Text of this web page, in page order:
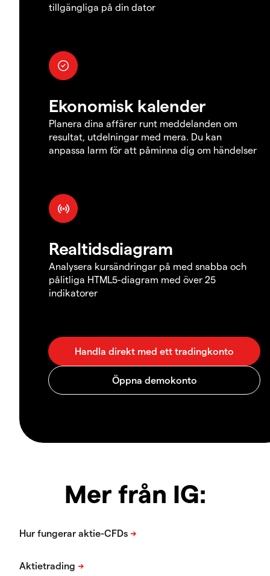
tillgängliga på din dator
Ekonomisk kalender
Planera dina affärer runt meddelanden om
resultat, utdelningar med mera. Du kan
anpassa larm för att påminna dig om händelser
Realtidsdiagram
Analysera kursändringar på med snabba och
pålitliga HTML5-diagram med över 25
indikatorer
Mer från IG: